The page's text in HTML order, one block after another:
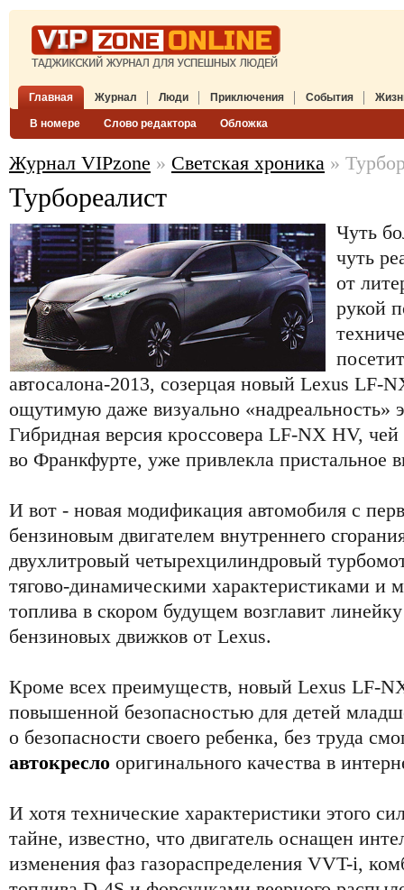
Главная Журнал
В номере Слово редактора Обложка
Люди Приключения События
Журнал VIPzone » Светская хроника »
Турбореалист
Чуть
чуть
от
рукой
автосалона-2013, созерцая новый Lexus LF-
ощутимую даже визуально «надреальность»
Гибридная версия кроссовера LF-NX HV,
во Франкфурте, уже привлекла пристальное
И вот - новая модификация автомобиля с
бензиновым двигателем внутреннего
двухлитровый четырехцилиндровый
тягово-динамическими характеристиками и
топлива в скором будущем возглавит
бензиновых движков от Lexus.
Кроме всех преимуществ, новый Lexus LF-
повышенной безопасностью для детей
о безопасности своего ребенка, без труда
автокресло оригинального качества в
И хотя технические характеристики этого
тайне, известно, что двигатель оснащен
изменения фаз газораспределения VVT-i,